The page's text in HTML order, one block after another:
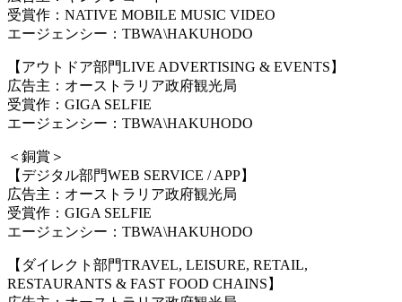
受賞作：NATIVE MOBILE MUSIC VIDEO
エージェンシー：TBWA\HAKUHODO
【アウトドア部門LIVE ADVERTISING & EVENTS】
広告主：オーストラリア政府観光局
受賞作：GIGA SELFIE
エージェンシー：TBWA\HAKUHODO
＜銅賞＞
【デジタル部門WEB SERVICE / APP】
広告主：オーストラリア政府観光局
受賞作：GIGA SELFIE
エージェンシー：TBWA\HAKUHODO
【ダイレクト部門TRAVEL, LEISURE, RETAIL,
RESTAURANTS & FAST FOOD CHAINS】